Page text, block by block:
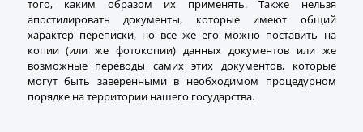
того, каким образом их применять. Также нельзя
апостилировать документы, которые имеют общий
характер переписки, но все же его можно поставить на
копии (или же фотокопии) данных документов или же
возможные переводы самих этих документов, которые
могут быть заверенными в необходимом процедурном
порядке на территории нашего государства.
ПЕРЕЗВОНИТЬ
ВАМ?